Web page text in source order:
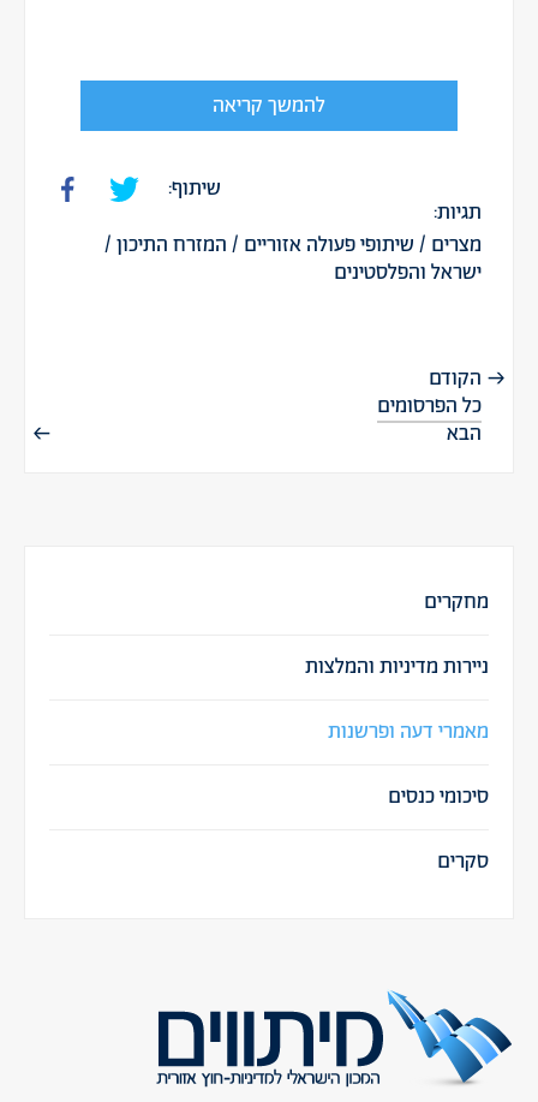
להמשך קריאה
שיתוף:
תגיות:
מצרים / שיתופי פעולה אזוריים / המזרח התיכון/
ישראל והפלסטינים
הקודם
כל הפרסומים
הבא
מחקרים
ניירות מדיניות והמלצות
מאמרי דעה ופרשנות
סיכומי כנסים
סקרים